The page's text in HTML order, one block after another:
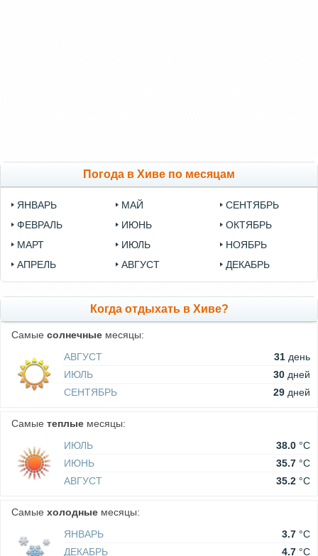
Погода в Хиве по месяцам
ЯНВАРЬ
ФЕВРАЛЬ
МАРТ
АПРЕЛЬ
МАЙ
ИЮНЬ
ИЮЛЬ
АВГУСТ
СЕНТЯБРЬ
ОКТЯБРЬ
НОЯБРЬ
ДЕКАБРЬ
Когда отдыхать в Хиве?
Самые солнечные месяцы:
АВГУСТ
31 день
ИЮЛЬ
30 дней
СЕНТЯБРЬ
29 дней
Самые теплые месяцы:
ИЮЛЬ
38.0 °C
ИЮНЬ
35.7 °C
АВГУСТ
35.2 °C
Самые холодные месяцы:
ЯНВАРЬ
3.7 °C
ДЕКАБРЬ
4.7 °C